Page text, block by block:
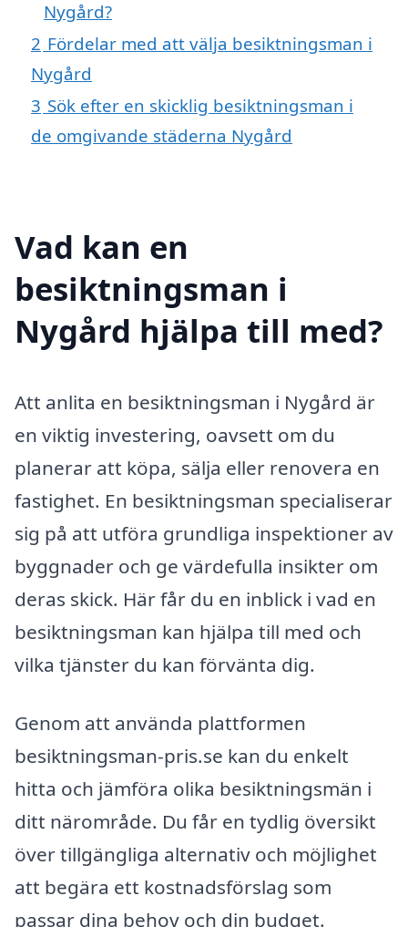
Nygård?
2 Fördelar med att välja besiktningsman i
Nygård
3 Sök efter en skicklig besiktningsman i
de omgivande städerna Nygård
Vad kan en
besiktningsman i
Nygård hjälpa till med?
Att anlita en besiktningsman i Nygård är
en viktig investering, oavsett om du
planerar att köpa, sälja eller renovera en
fastighet. En besiktningsman specialiserar
sig på att utföra grundliga inspektioner av
byggnader och ge värdefulla insikter om
deras skick. Här får du en inblick i vad en
besiktningsman kan hjälpa till med och
vilka tjänster du kan förvänta dig.
Genom att använda plattformen
besiktningsman-pris.se kan du enkelt
hitta och jämföra olika besiktningsmän i
ditt närområde. Du får en tydlig översikt
över tillgängliga alternativ och möjlighet
att begära ett kostnadsförslag som
passar dina behov och din budget.